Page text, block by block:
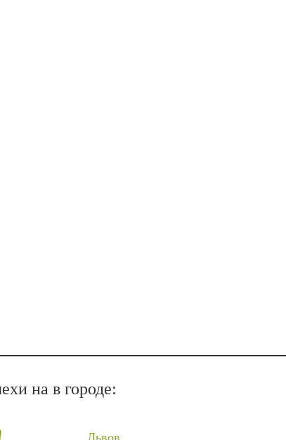
на в городе: